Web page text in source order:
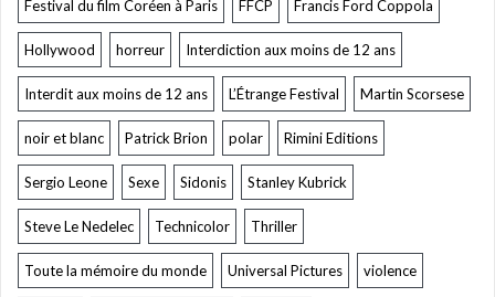
Festival du film Coréen à Paris FFCP Francis Ford Coppola
Hollywood horreur Interdiction aux moins de 12 ans
Interdit aux moins de 12 ans L’Étrange Festival Martin Scorsese
noir et blanc Patrick Brion polar Rimini Editions
Sergio Leone Sexe Sidonis Stanley Kubrick
Steve Le Nedelec Technicolor Thriller
Toute la mémoire du monde Universal Pictures violence